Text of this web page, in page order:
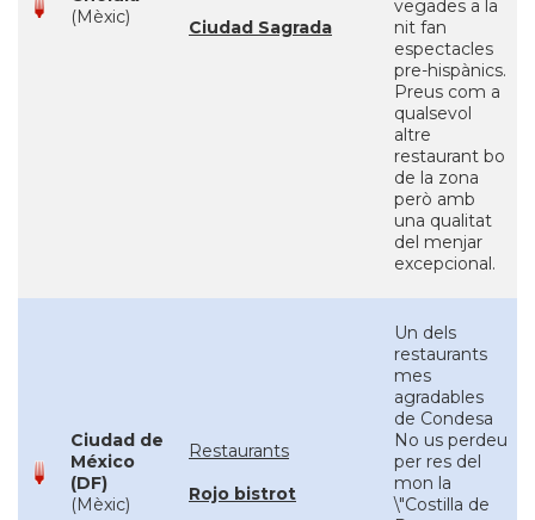
(Mèxic)
Ciudad Sagrada
vegades a la
nit fan
espectacles
pre-hispànics.
Preus com a
qualsevol
altre
restaurant bo
de la zona
però amb
una qualitat
del menjar
excepcional.
Ciudad de
México
(DF)
(Mèxic)
Restaurants
Rojo bistrot
Un dels
restaurants
mes
agradables
de Condesa
No us perdeu
per res del
mon la
\"Costilla de